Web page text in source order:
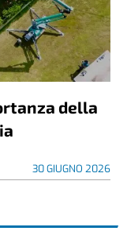
della
30 GIUGNO 2026